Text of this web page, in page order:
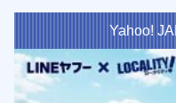
Yahoo!